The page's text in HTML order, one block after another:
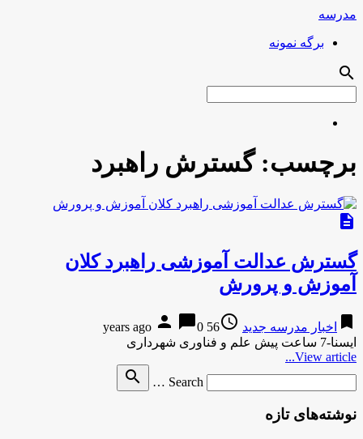
مدرسه
برگه نمونه
search
برچسب:گسترش راهبرد
description
گسترش عدالت آموزشی راهبرد کلان
آموزش و پرورش
bookmark اخبار مدرسه جدید access_time
56 years ago
person chat_bubble0
ایسنا-7 ساعت پیش علم و فناوری شهرداری
View article...
Search …
search
نوشته‌های تازه